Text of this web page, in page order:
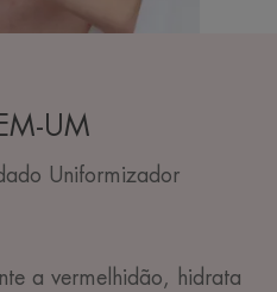
UM
Uniformizador
a vermelhidão, hidrata